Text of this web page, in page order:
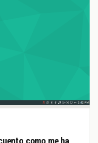
como me ha